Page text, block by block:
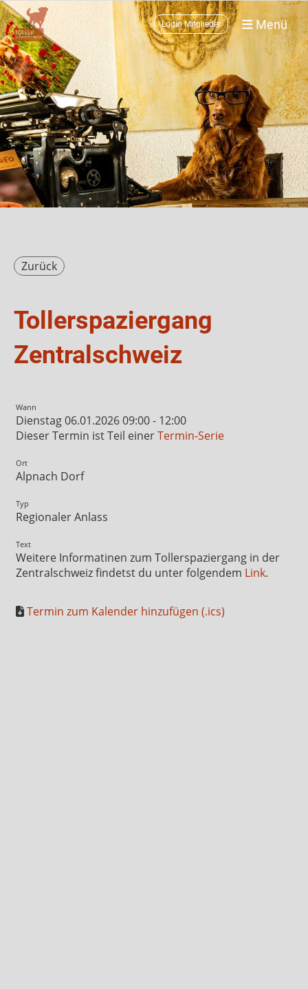
Login Mitglieder Menü
Zurück
Tollerspaziergang
Zentralschweiz
Wann
Dienstag 06.01.2026 09:00 - 12:00
Dieser Termin ist Teil einerTermin-Serie
Ort
Alpnach Dorf
Typ
Regionaler Anlass
Text
Weitere Informatinen zum Tollerspaziergang in der
Zentralschweiz findetst du unter folgendem Link.
Termin zum Kalender hinzufügen (.ics)